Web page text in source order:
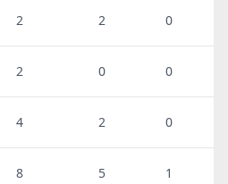
2 2 0
2 0 0
4 2 0
8 5 1